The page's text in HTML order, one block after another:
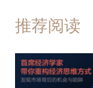
推荐阅读